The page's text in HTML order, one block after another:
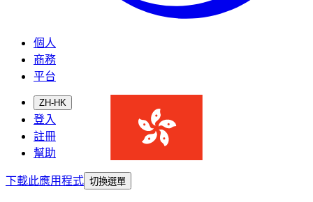
個人
商務
平台
ZH-HK
登入
註冊
幫助
下載此應用程式 切換選單